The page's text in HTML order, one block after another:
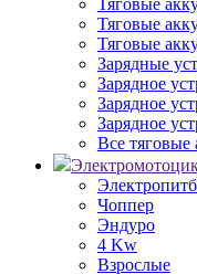
Тяговые
Тяговые
Тяговые
Зарядные
Зарядное
Зарядное
Зарядное
Все тяговые
Чоппер
Эндуро
4 Kw
Взрослые